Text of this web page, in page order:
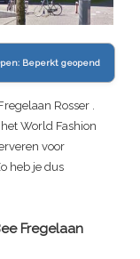
Beperkt geopend
Rosser .
World Fashion
voor
heb je dus
Fregelaan